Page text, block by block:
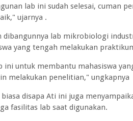
lab ini sudah selesai, cuman
ujarnya .
dibangunnya lab mikrobiologi
yang tengah melakukan
ini untuk membantu mahasiswa
melakukan penelitian," ungkapnya
disapa Ati ini juga
fasilitas lab saat digunakan.